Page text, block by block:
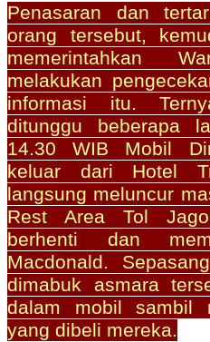
Penasaran dan
orang tersebut,
memerintahkan
melakukan
informasi itu.
ditunggu beberapa
14.30 WIB Mobil
keluar dari Hotel
langsung meluncur
Rest Area Tol
berhenti dan
Macdonald.
dimabuk asmara
dalam mobil sambil
yang dibeli mereka.